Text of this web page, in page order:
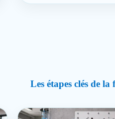
Les étapes clés de